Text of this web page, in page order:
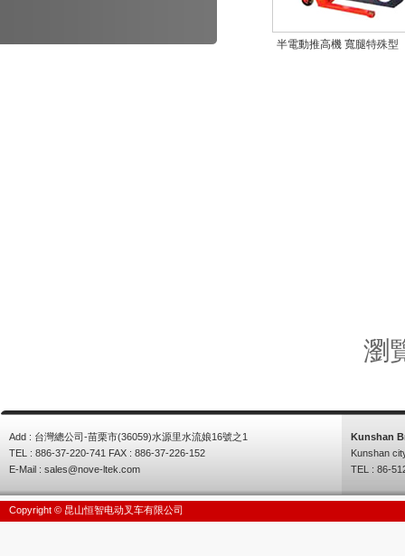
半電動推高機 寬腿特殊型
瀏
Add : 台灣總公司-苗栗市(36059)水源里水流娘16號之1
TEL : 886-37-220-741 FAX : 886-37-226-152
E-Mail : sales@nove-ltek.com
Kunshan
Kunshan
TEL : 86-
Copyright © 昆山恒智电动叉车有限公司